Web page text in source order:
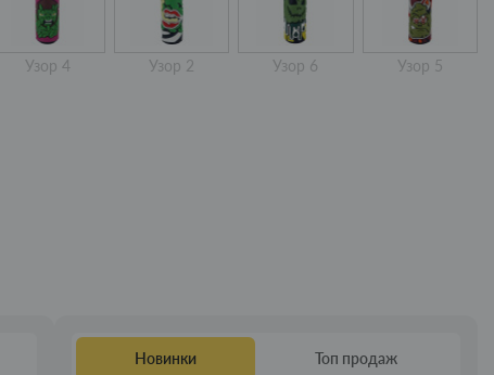
Узор 4 Узор 2 Узор 6 Узор 5
Новинки Топ продаж